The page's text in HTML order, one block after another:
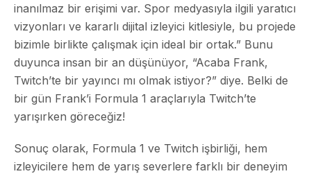
inanılmaz bir erişimi var. Spor medyasıyla ilgili yaratıcı
vizyonları ve kararlı dijital izleyici kitlesiyle, bu projede
bizimle birlikte çalışmak için ideal bir ortak.” Bunu
duyunca insan bir an düşünüyor, “Acaba Frank,
Twitch’te bir yayıncı mı olmak istiyor?” diye. Belki de
bir gün Frank’i Formula 1 araçlarıyla Twitch’te
yarışırken göreceğiz!
Sonuç olarak, Formula 1 ve Twitch işbirliği, hem
izleyicilere hem de yarış severlere farklı bir deneyim